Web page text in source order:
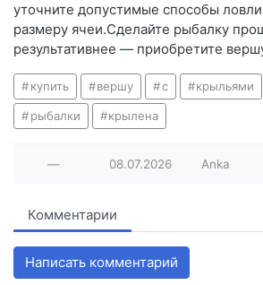
уточните допустимые способы
размеру ячеи.Сделайте рыбалку
результативнее — приобретите
купить вершу с крыльями
рыбалки крылена
— 08.07.2026 Anka
Комментарии
Написать комментарий